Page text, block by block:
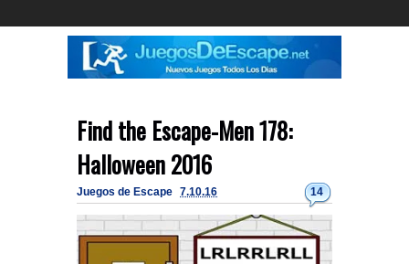
Find the Escape-Men 178:
Halloween 2016
14
Juegos de Escape 7.10.16